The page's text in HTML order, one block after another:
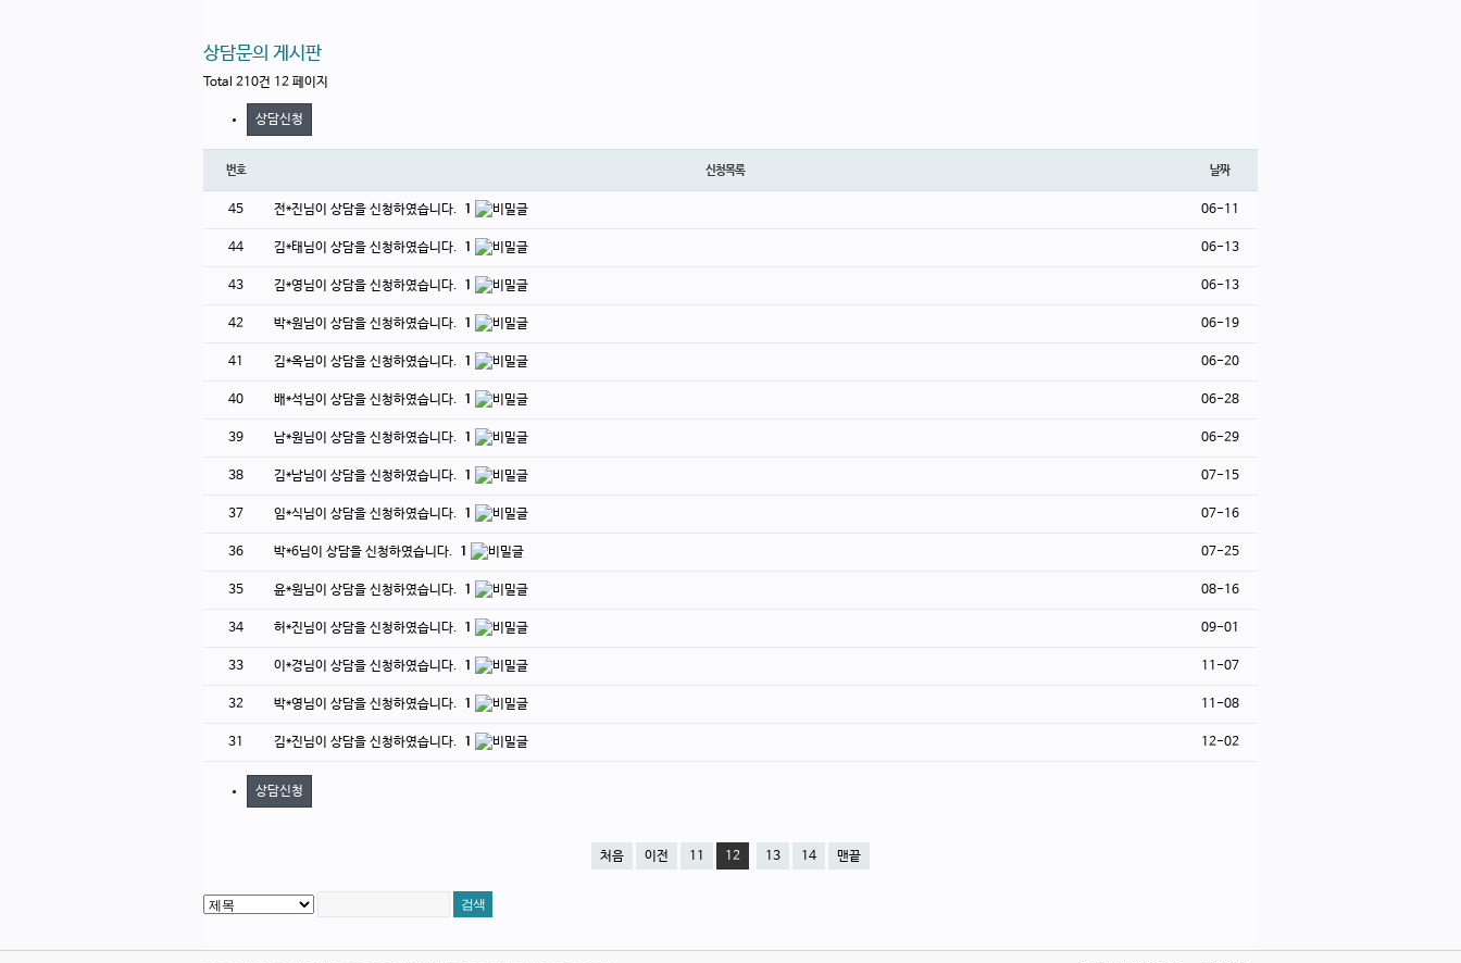
상담문의 게시판
Total 210건 12 페이지
상담신청
번호 신청목록 날짜
45 전*진님이 상담을 신청하였습니다. 1 06-11
44 김*태님이 상담을 신청하였습니다. 1 06-13
43 김*영님이 상담을 신청하였습니다. 1 06-13
42 박*원님이 상담을 신청하였습니다. 1 06-19
41 김*옥님이 상담을 신청하였습니다. 1 06-20
40 배*석님이 상담을 신청하였습니다. 1 06-28
39 남*원님이 상담을 신청하였습니다. 1 06-29
38 김*남님이 상담을 신청하였습니다. 1 07-15
37 임*식님이 상담을 신청하였습니다. 1 07-16
36 박*6님이 상담을 신청하였습니다. 1 07-25
35 윤*원님이 상담을 신청하였습니다. 1 08-16
34 허*진님이 상담을 신청하였습니다. 1 09-01
33 이*경님이 상담을 신청하였습니다. 1 11-07
32 박*영님이 상담을 신청하였습니다. 1 11-08
31 김*진님이 상담을 신청하였습니다. 1 12-02
상담신청
처음 이전 11 12 13 14 맨끝